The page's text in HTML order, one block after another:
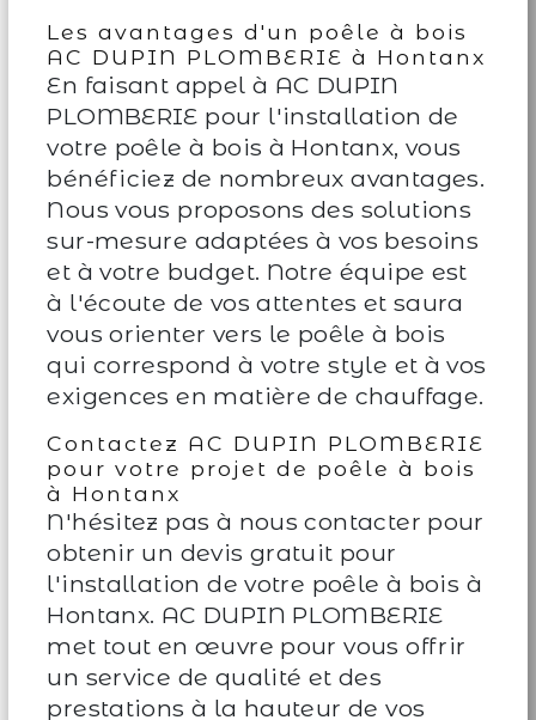
Les avantages d'un poêle à bois
AC DUPIN PLOMBERIE à Hontanx
En faisant appel à AC DUPIN
PLOMBERIE pour l'installation de
votre poêle à bois à Hontanx, vous
bénéficiez de nombreux avantages.
Nous vous proposons des solutions
sur-mesure adaptées à vos besoins
et à votre budget. Notre équipe est
à l'écoute de vos attentes et saura
vous orienter vers le poêle à bois
qui correspond à votre style et à vos
exigences en matière de chauffage.
Contactez AC DUPIN PLOMBERIE
pour votre projet de poêle à bois
à Hontanx
N'hésitez pas à nous contacter pour
obtenir un devis gratuit pour
l'installation de votre poêle à bois à
Hontanx. AC DUPIN PLOMBERIE
met tout en œuvre pour vous offrir
un service de qualité et des
prestations à la hauteur de vos